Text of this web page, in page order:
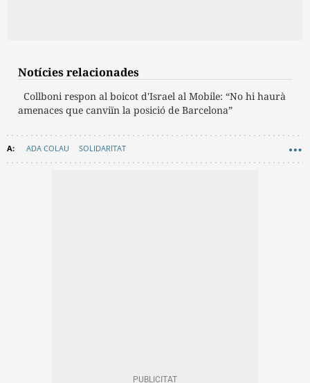
Notícies relacionades
Collboni respon al boicot d'Israel al Mobile: “No hi haurà
amenaces que canviïn la posició de Barcelona”
ADA COLAU SOLIDARITAT